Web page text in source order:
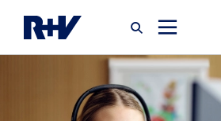
Startseite